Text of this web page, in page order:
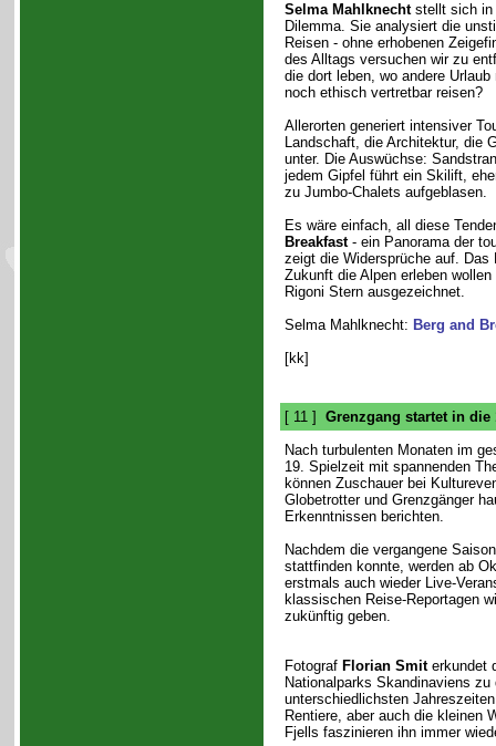
Selma Mahlknechtstellt sich in
Dilemma. Sie analysiert die
Reisen - ohne erhobenen
des Alltags versuchen wir zu
die dort leben, wo andere
noch ethisch vertretbar reisen?
Allerorten generiert intensiver
Landschaft, die Architektur, die
unter. Die Auswüchse:
jedem Gipfel führt ein Skilift,
zu Jumbo-Chalets aufgeblasen.
Es wäre einfach, all diese
Breakfast- ein Panorama der
zeigt die Widersprüche auf.
Zukunft die Alpen erleben
Rigoni Stern ausgezeichnet.
Selma Mahlknecht: Berg and
[kk]
[ 11 ] Grenzgang startet in die
Nach turbulenten Monaten im
19. Spielzeit mit spannenden
können Zuschauer bei
Globetrotter und Grenzgänger
Erkenntnissen berichten.
Nachdem die vergangene
stattfinden konnte, werden ab
erstmals auch wieder Live-
klassischen Reise-Reportagen
zukünftig geben.
Fotograf Florian Smiterkundet
Nationalparks Skandinaviens zu
unterschiedlichsten
Rentiere, aber auch die kleinen
Fjells faszinieren ihn immer